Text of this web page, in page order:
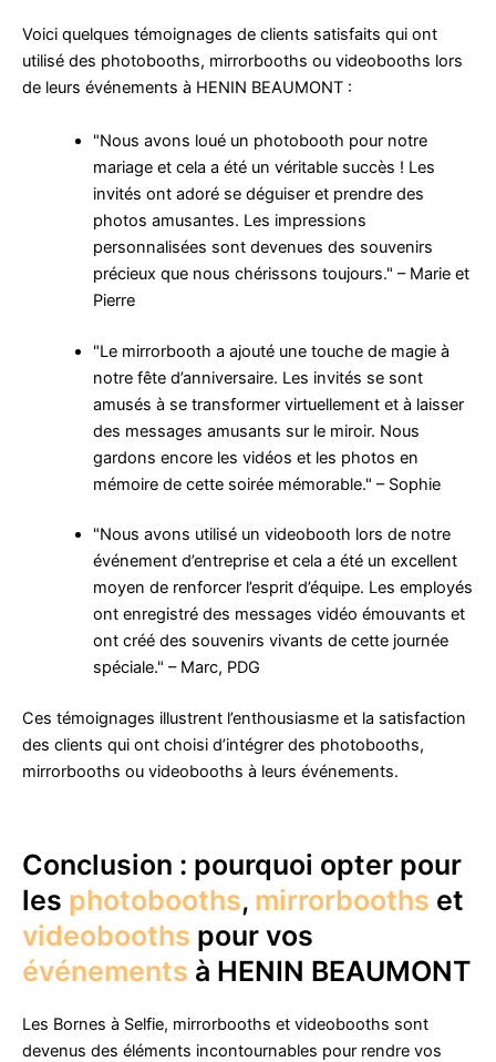
Voici quelques témoignages de clients satisfaits qui ont
utilisé des photobooths, mirrorbooths ou videobooths lors
de leurs événements à HENIN BEAUMONT :
"Nous avons loué un photobooth pour notre
mariage et cela a été un véritable succès ! Les
invités ont adoré se déguiser et prendre des
photos amusantes. Les impressions
personnalisées sont devenues des souvenirs
précieux que nous chérissons toujours." – Marie et
Pierre
"Le mirrorbooth a ajouté une touche de magie à
notre fête d’anniversaire. Les invités se sont
amusés à se transformer virtuellement et à laisser
des messages amusants sur le miroir. Nous
gardons encore les vidéos et les photos en
mémoire de cette soirée mémorable." – Sophie
"Nous avons utilisé un videobooth lors de notre
événement d’entreprise et cela a été un excellent
moyen de renforcer l’esprit d’équipe. Les employés
ont enregistré des messages vidéo émouvants et
ont créé des souvenirs vivants de cette journée
spéciale." – Marc, PDG
Ces témoignages illustrent l’enthousiasme et la satisfaction
des clients qui ont choisi d’intégrer des photobooths,
mirrorbooths ou videobooths à leurs événements.
Conclusion : pourquoi opter pour
les photobooths, mirrorbooths et
videobooths pour vos
événements à HENIN BEAUMONT
Les Bornes à Selfie, mirrorbooths et videobooths sont
devenus des éléments incontournables pour rendre vos